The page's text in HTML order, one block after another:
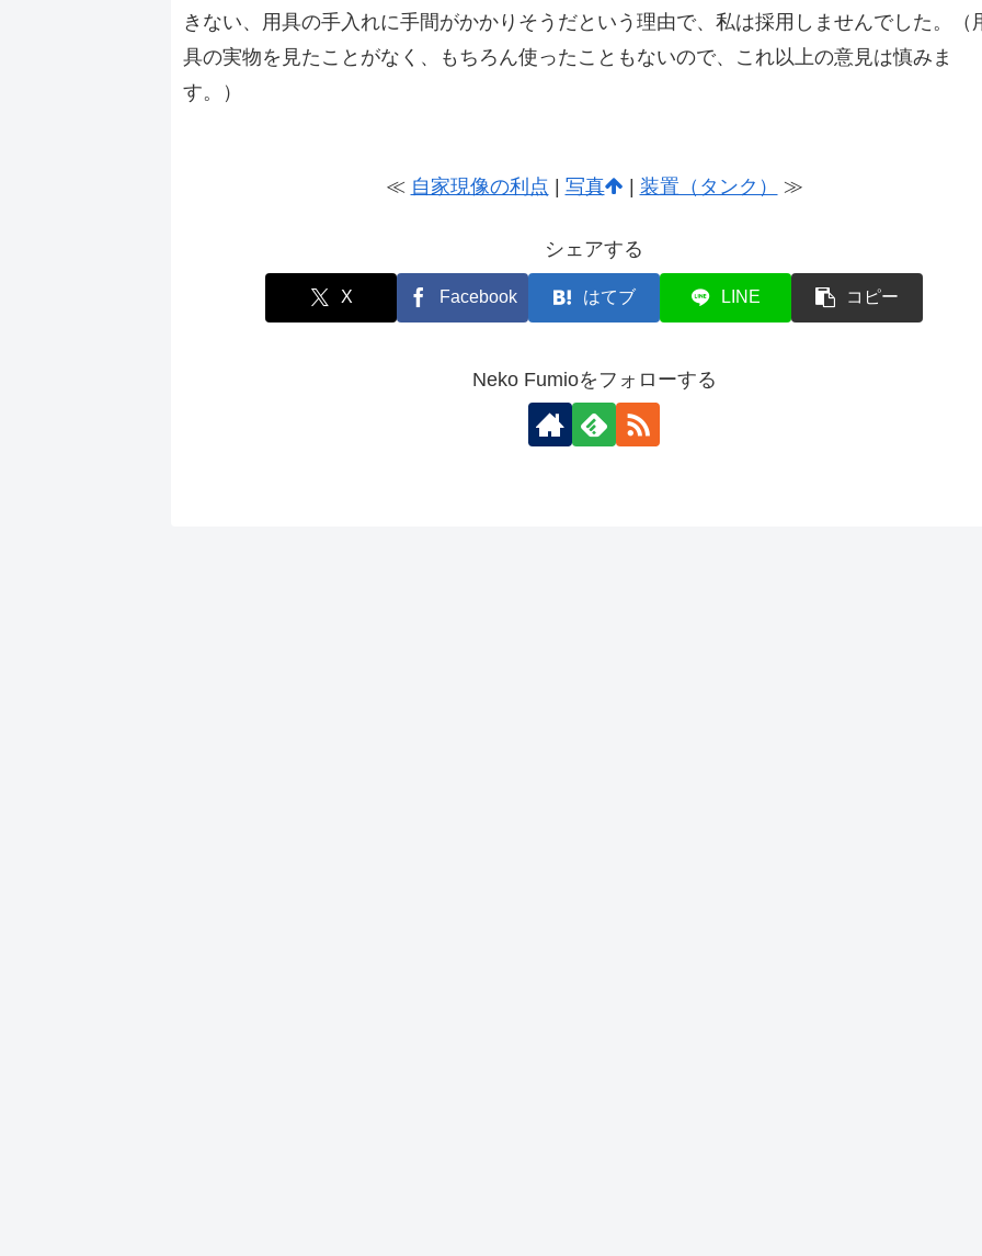
きない、用具の手入れに手間がかかりそうだという理由で、私は採用しませんでした。（
具の実物を見たことがなく、もちろん使ったこともないので、これ以上の意見は慎みま
す。）
≪ 自家現像の利点 写真 装置（タンク） ≫
シェアする
X Facebook はてブ LINE コピー
Neko Fumioをフォローする